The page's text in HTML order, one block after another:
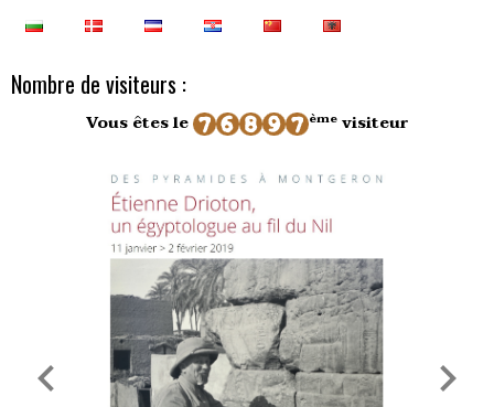
Nombre de visiteurs :
Vous êtes le èmevisiteur